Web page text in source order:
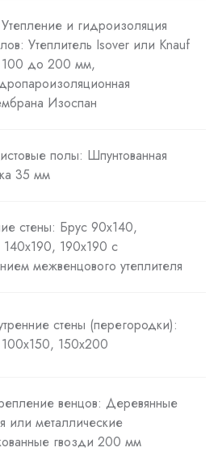
и гидроизоляция
Утеплитель Isover или Knauf
100 до 200 мм,
Изоспан
полы: Шпунтованная
35 мм
стены: Брус 90х140,
190х190 с
межвенцового утеплителя
стены (перегородки):
150х200
венцов: Деревянные
или металлические
гвозди 200 мм